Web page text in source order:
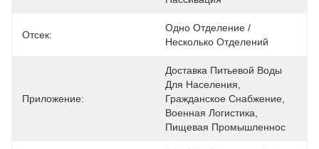
Отсек:
Одно Отделение /
Несколько Отделений
Приложение:
Доставка Питьевой Воды
Для Населения,
Гражданское Снабжение,
Военная Логистика,
Пищевая Промышленнос